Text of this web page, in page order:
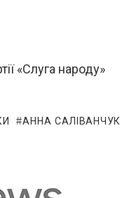
«Слуга народу»
АННА САЛІВАНЧУК